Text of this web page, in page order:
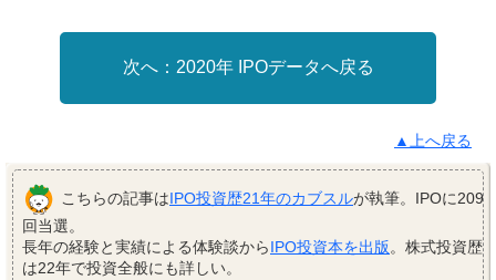
2020年 IPOデータへ戻る
▲上へ戻る
こちらの記事はIPO投資歴21年のカブスルが執筆。IPOに209
回当選。
長年の経験と実績による体験談からIPO投資本を出版。株式投資歴
は22年で投資全般にも詳しい。